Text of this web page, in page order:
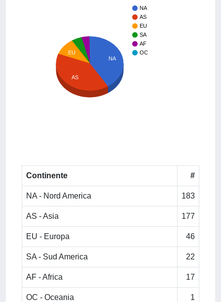
NA
AS
EU
SA
AF
OC
NA
EU
AS
Continente #
NA - Nord America 183
AS - Asia 177
EU - Europa 46
SA - Sud America 22
AF - Africa 17
OC - Oceania 1